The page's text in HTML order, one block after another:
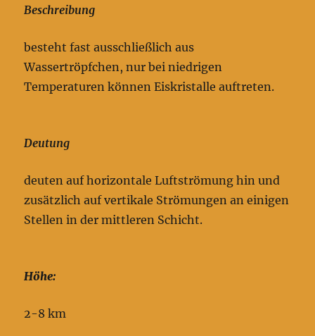
Beschreibung
besteht fast ausschließlich aus
Wassertröpfchen, nur bei niedrigen
Temperaturen können Eiskristalle auftreten.
Deutung
deuten auf horizontale Luftströmung hin und
zusätzlich auf vertikale Strömungen an einigen
Stellen in der mittleren Schicht.
Höhe:
2-8 km